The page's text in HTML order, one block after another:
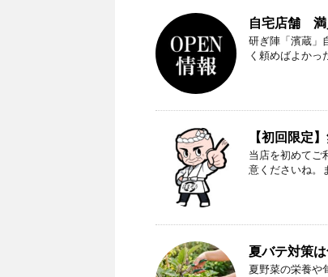
自宅店舗 満
研ぎ陣「濱蔵」
く頼めばよかっ
【初回限定
当店を初めてご
意くださいね。
夏バテ対策
夏野菜の栄養や